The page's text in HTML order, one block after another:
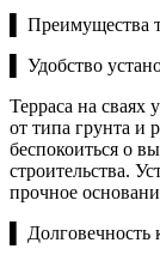
▌ Преимущества
▌ Удобство
Терраса на сваях
от типа грунта и
беспокоиться о
строительства.
прочное
▌ Долговечность